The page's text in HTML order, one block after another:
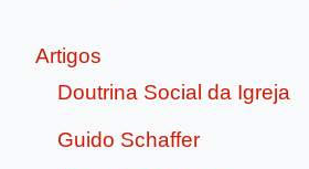
Artigos
Doutrina Social da Igreja
Guido Schaffer